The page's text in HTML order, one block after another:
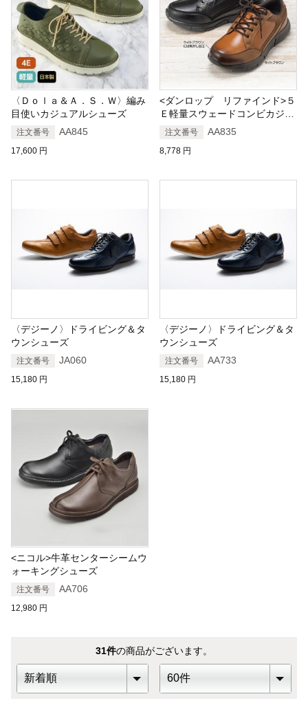
〈Ｄｏｌａ＆Ａ．Ｓ．Ｗ〉編み
目使いカジュアルシューズ
注文番号 AA845
17,600 円
<ダンロップ リファインド>５
Ｅ軽量スウェードコンビカジュ
アルシューズ
注文番号 AA835
8,778 円
〈デジーノ〉ドライビング＆タ
ウンシューズ
注文番号 JA060
15,180 円
〈デジーノ〉ドライビング＆タ
ウンシューズ
注文番号 AA733
15,180 円
<ニコル>牛革センターシームウ
ォーキングシューズ
注文番号 AA706
12,980 円
31件の商品がございます。